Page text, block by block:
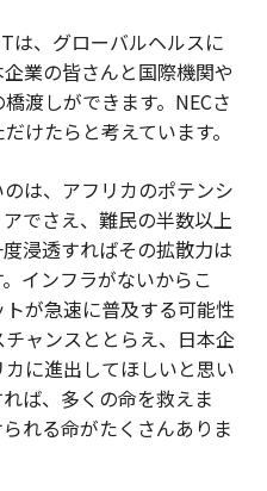
は、グローバルヘルスに
業の皆さんと国際機関や
渡しができます。NECさ
けたらと考えています。
は、アフリカのポテンシ
でさえ、難民の半数以上
浸透すればその拡散力は
インフラがないからこ
が急速に普及する可能性
ャンスととらえ、日本企
に進出してほしいと思い
ば、多くの命を救えま
れる命がたくさんありま